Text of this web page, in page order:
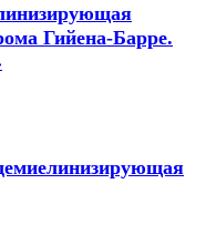
Гийена-Барре.